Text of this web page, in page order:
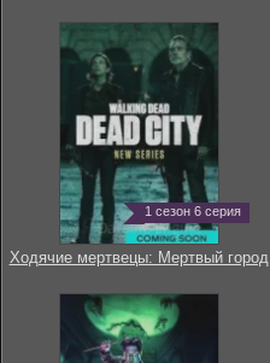
1 сезон 6 серия
Ходячие мертвецы: Мертвый город